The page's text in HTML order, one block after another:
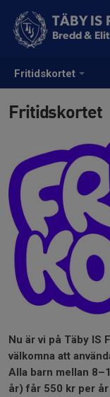
Fritidskortet
TÄBY
Bredd &
Fritidskortet
Nu är vi på Täby IS
välkomna att
Alla barn mellan
år) får 550 kr per